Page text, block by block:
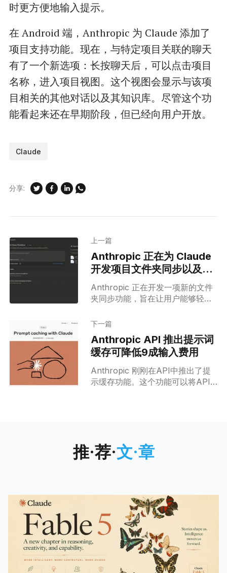
时更方便地输入提示。
在 Android 端，Anthropic 为 Claude 添加了
项目支持功能。现在，与特定项目关联的聊天
有了一个新选项：长按聊天后，可以点击项目
名称，进入项目视图。这个视图会显示与该项
目相关的其他对话以及其知识库。尽管这个功
能看起来还在早期阶段，但已经向用户开放。
Claude
分享:
上一篇
Anthropic 正在为 Claude
开发项目文件夹同步以及来
源引用功能
Anthropic 正在开发一项新的文件
夹同步功能，旨在让用户能够轻松
中的文件。这个新功能将使得文件
功能将允许用户将他们的本地文件
夹与 Claude AI 项目文件夹同步，
从而确保他们的项目文件始终是最
新的。这对于那些频繁更新项目文
件的用户尤其有用，因为他们不再
万 tokens 拓展到 40万 tokens )，
届时容纳一个小型程序开发项目或
下一篇
Anthropic API 推出提示词
缓存可降低9成输入费用
Anthropic 刚刚在API中推出了提
示缓存功能。这个功能可以将API
想要缓存的内容中添加以下缓存控
制属性： "cache_control":
"anthropic-beta"
推·荐·文·章